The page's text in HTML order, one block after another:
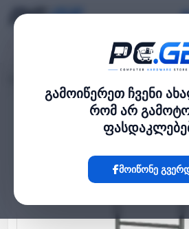
გამოიწერეთ ჩვენი
რომ არ
მოიწონე